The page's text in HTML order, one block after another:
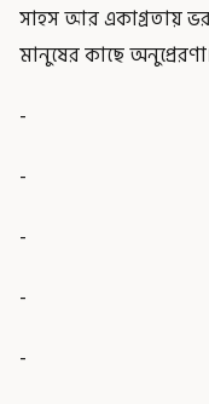
সাহস আর একাগ্রতায়
মানুষের কাছে
-
-
-
-
-